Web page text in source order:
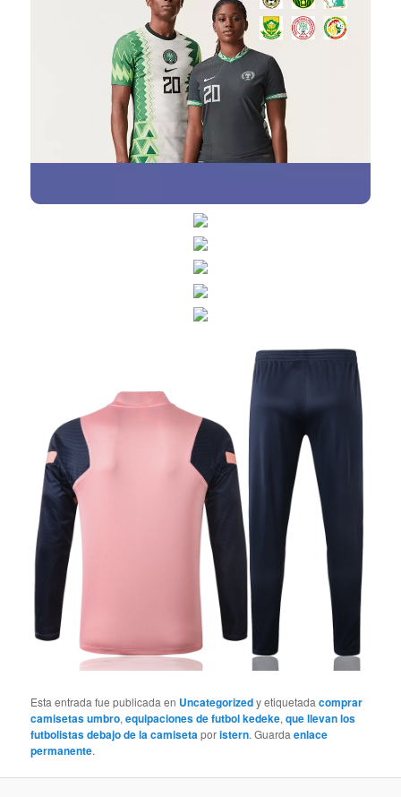
Esta entrada fue publicada en Uncategorizedy etiquetadacomprar
camisetas umbro,equipaciones de futbol kedeke,que llevan los
futbolistas debajo de la camisetaporistern. Guardaenlace
permanente.